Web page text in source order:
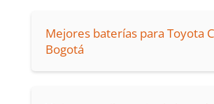
Mejores baterías para Toyota
Bogotá